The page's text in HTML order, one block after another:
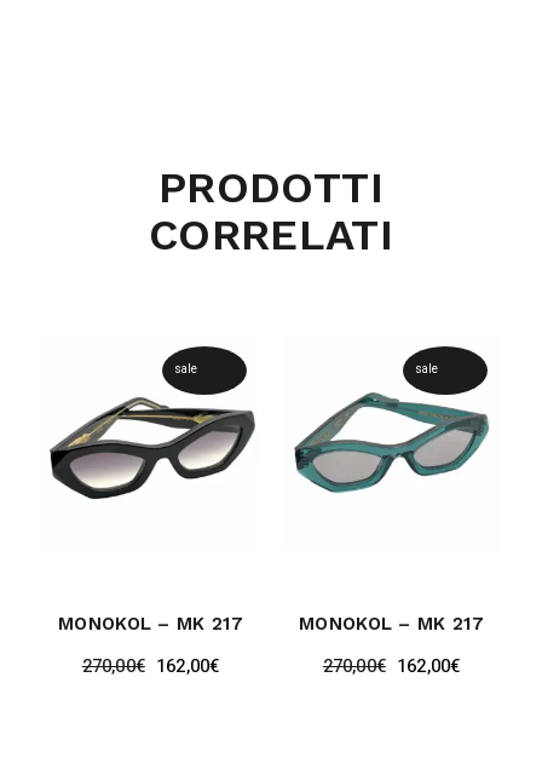
PRODOTTI
CORRELATI
sale
MONOKOL – MK 217
270,00€ 162,00€
sale
MONOKOL – MK 217
270,00€ 162,00€